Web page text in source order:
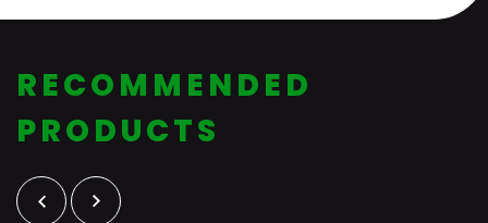
RECOMMENDED
PRODUCTS